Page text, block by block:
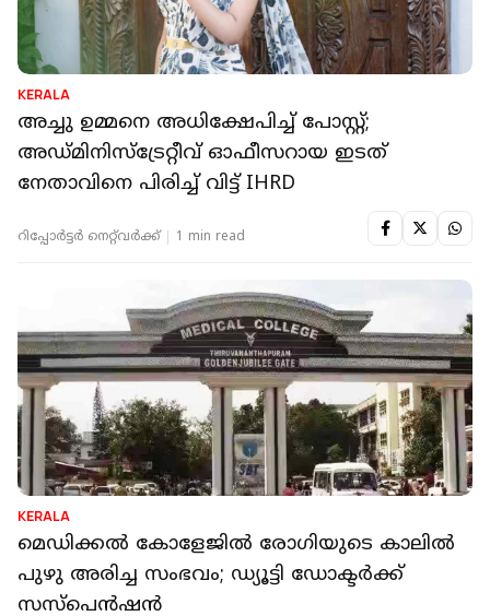
KERALA
അച്ചു ഉമ്മനെ അധിക്ഷേപിച്ച് പോസ്റ്റ്;
അഡ്മിനിസ്‌ട്രേറ്റീവ് ഓഫീസറായ ഇടത്
നേതാവിനെ പിരിച്ച് വിട്ട് IHRD
റിപ്പോർട്ടർ നെറ്റ്‌വര്‍ക്ക്‌ 1 min read
KERALA
മെഡിക്കല്‍ കോളേജില്‍ രോഗിയുടെ കാലില്‍
പുഴു അരിച്ച സംഭവം; ഡ്യൂട്ടി ഡോക്ടര്‍ക്ക്
സസ്‌പെന്‍ഷന്‍